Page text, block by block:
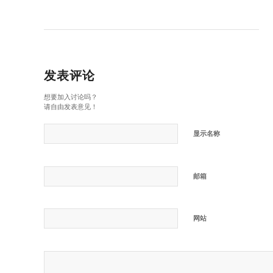
发表评论
想要加入讨论吗？
请自由发表意见！
显示名称
邮箱
网站